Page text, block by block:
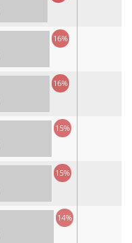
16%
16%
15%
15%
14%